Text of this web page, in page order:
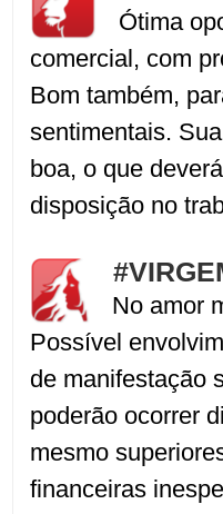
Ótima
comercial, com
Bom também,
sentimentais.
boa, o que
disposição no
No amor
Possível
de manifestação
poderão ocorrer
mesmo
financeiras